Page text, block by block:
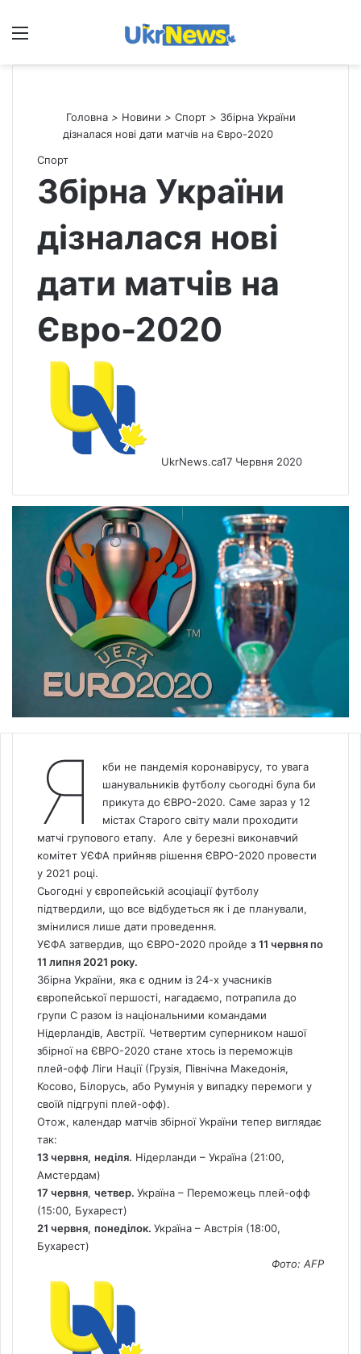
Меню
Головна > Новини > Спорт > Збірна України
дізналася нові дати матчів на Євро-2020
Спорт
Збірна України
дізналася нові
дати матчів на
Євро-2020
UkrNews.ca17 Червня 2020
Я
кби не пандемія коронавірусу, то увага
шанувальників футболу сьогодні була би
прикута до ЄВРО-2020. Саме зараз у 12
містах Старого світу мали проходити
матчі групового етапу. Але у березні виконавчий
комітет УЄФА прийняв рішення ЄВРО-2020 провести
у 2021 році.
Сьогодні у європейській асоціації футболу
підтвердили, що все відбудеться як і де планували,
змінилися лише дати проведення.
УЄФА затвердив, що ЄВРО-2020 пройде з 11 червня по
11 липня 2021 року.
Збірна України, яка є одним із 24-х учасників
європейської першості, нагадаємо, потрапила до
групи С разом із національними командами
Нідерландів, Австрії. Четвертим суперником нашої
збірної на ЄВРО-2020 стане хтось із переможців
плей-офф Ліги Нації (Грузія, Північна Македонія,
Косово, Білорусь, або Румунія у випадку перемоги у
своїй підгрупі плей-офф).
Отож, календар матчів збірної України тепер виглядає
так:
13 червня, неділя. Нідерланди – Україна (21:00,
Амстердам)
17 червня, четвер. Україна – Переможець плей-офф
(15:00, Бухарест)
21 червня, понеділок. Україна – Австрія (18:00,
Бухарест)
Фото: AFP